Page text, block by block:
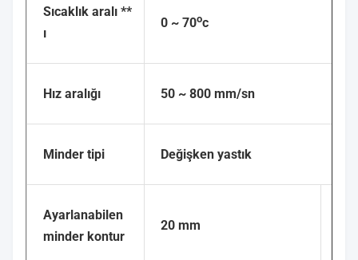
Sıcaklık aralı **
ı
0 ~ 70oc
Hız aralığı 50 ~ 800 mm/sn
Minder tipi Değişken yastık
Ayarlanabilen
minder kontur
20 mm